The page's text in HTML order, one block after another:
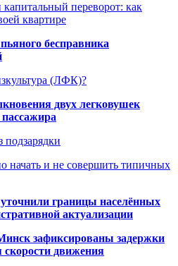
переворот: как
квартире
бесправника
(ЛФК)?
двух легковушек
подзарядки
начать и не совершить типичных
границы населённых
актуализации
зафиксированы задержки
скорости движения